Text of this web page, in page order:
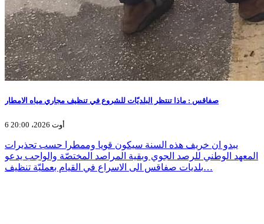
صفاقس : ماذا تنتظر البلديّات للشروع في تنظيف مجاري مياه الامطار
6 أوت 2026، 20:00
يبدو ان خريف هذه السنة سيكون قويا وممطرا حسب تحذيرات
المعهد الوطني للرصد الجوي وبقية المراصد المختصّة والواجب يدعو
بلديات صفاقس الى الاسراع في القيام بعمليّة تنظيف…